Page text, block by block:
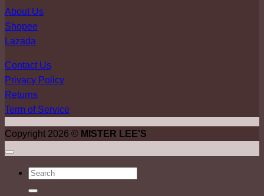
About Us
Shopee
Lazada
Contact Us
Privacy Policy
Returns
Term of Service
Copyright 2026 © MISTER LEE'S
ค้นหา: